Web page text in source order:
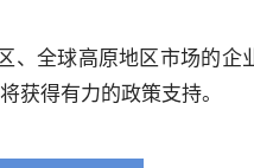
、全球高原地区市场的
获得有力的政策支持。